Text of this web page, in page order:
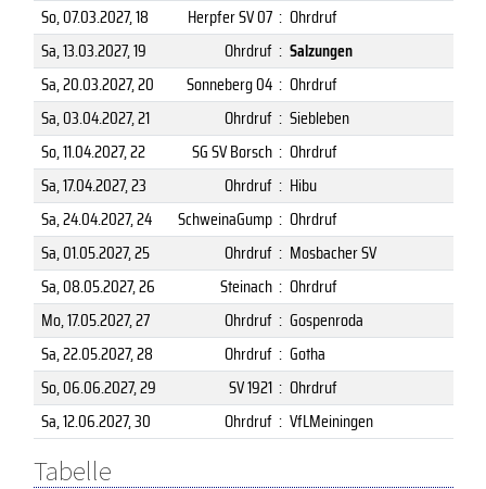
So, 07.03.2027, 18 Herpfer SV 07 : Ohrdruf
Sa, 13.03.2027, 19 Ohrdruf : Salzungen
Sa, 20.03.2027, 20 Sonneberg 04 : Ohrdruf
Sa, 03.04.2027, 21 Ohrdruf : Siebleben
So, 11.04.2027, 22 SG SV Borsch : Ohrdruf
Sa, 17.04.2027, 23 Ohrdruf : Hibu
Sa, 24.04.2027, 24 SchweinaGump : Ohrdruf
Sa, 01.05.2027, 25 Ohrdruf : Mosbacher SV
Sa, 08.05.2027, 26 Steinach : Ohrdruf
Mo, 17.05.2027, 27 Ohrdruf : Gospenroda
Sa, 22.05.2027, 28 Ohrdruf : Gotha
So, 06.06.2027, 29 SV 1921 : Ohrdruf
Sa, 12.06.2027, 30 Ohrdruf : VfLMeiningen
Tabelle